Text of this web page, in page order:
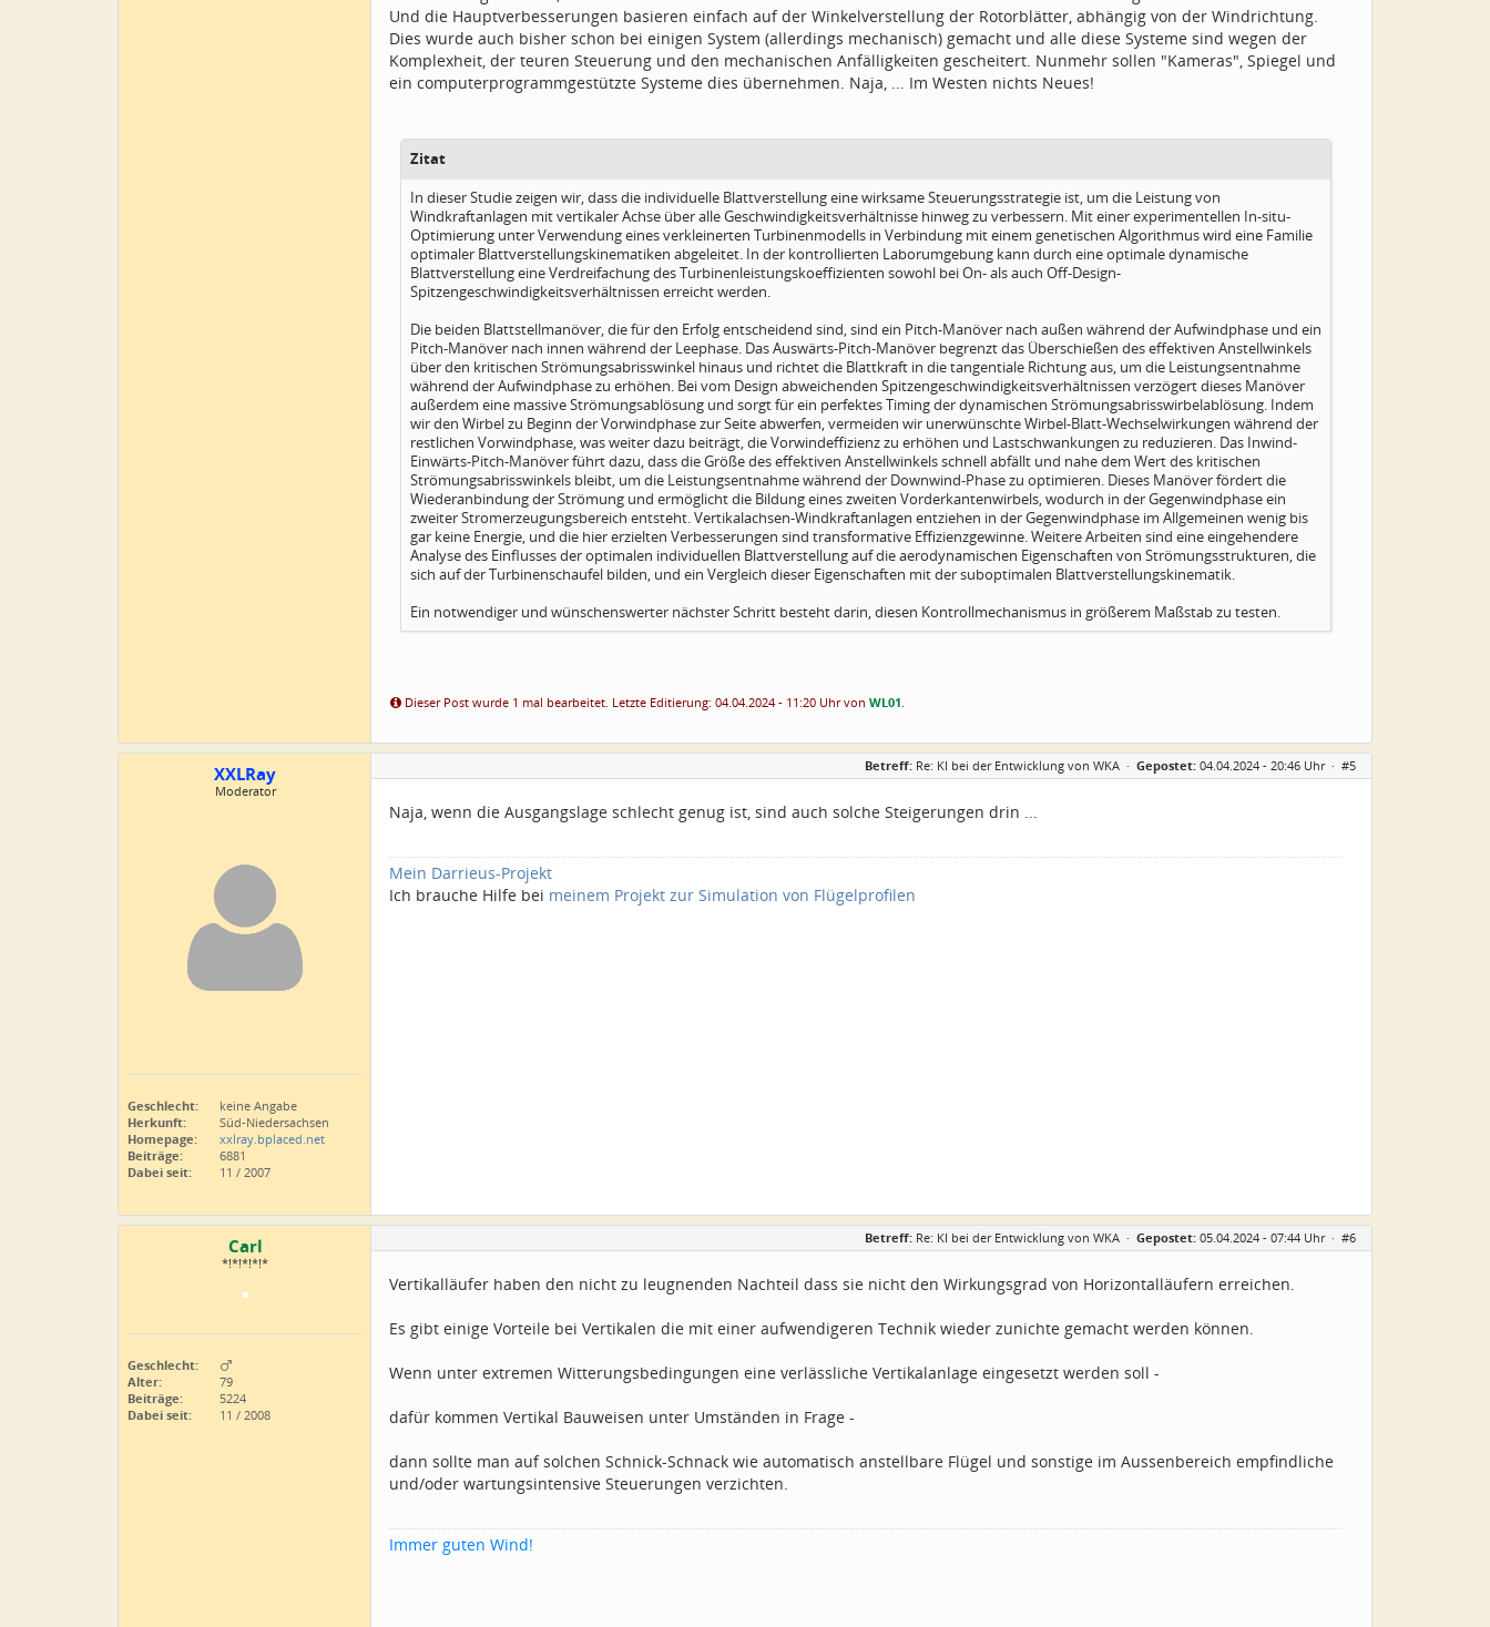
Und die Hauptverbesserungen basieren einfach auf der Winkelverstellung der Rotorblätter, abhängig von der Windrichtung.
Dies wurde auch bisher schon bei einigen System (allerdings mechanisch) gemacht und alle diese Systeme sind wegen der
Komplexheit, der teuren Steuerung und den mechanischen Anfälligkeiten gescheitert. Nunmehr sollen "Kameras", Spiegel und
ein computerprogrammgestützte Systeme dies übernehmen. Naja, ... Im Westen nichts Neues!
Zitat
In dieser Studie zeigen wir, dass die individuelle Blattverstellung eine wirksame Steuerungsstrategie ist, um die Leistung von
Windkraftanlagen mit vertikaler Achse über alle Geschwindigkeitsverhältnisse hinweg zu verbessern. Mit einer experimentellen In-situ-
Optimierung unter Verwendung eines verkleinerten Turbinenmodells in Verbindung mit einem genetischen Algorithmus wird eine Familie
optimaler Blattverstellungskinematiken abgeleitet. In der kontrollierten Laborumgebung kann durch eine optimale dynamische
Blattverstellung eine Verdreifachung des Turbinenleistungskoeffizienten sowohl bei On- als auch Off-Design-
Spitzengeschwindigkeitsverhältnissen erreicht werden.
Die beiden Blattstellmanöver, die für den Erfolg entscheidend sind, sind ein Pitch-Manöver nach außen während der Aufwindphase und ein
Pitch-Manöver nach innen während der Leephase. Das Auswärts-Pitch-Manöver begrenzt das Überschießen des effektiven Anstellwinkels
über den kritischen Strömungsabrisswinkel hinaus und richtet die Blattkraft in die tangentiale Richtung aus, um die Leistungsentnahme
während der Aufwindphase zu erhöhen. Bei vom Design abweichenden Spitzengeschwindigkeitsverhältnissen verzögert dieses Manöver
außerdem eine massive Strömungsablösung und sorgt für ein perfektes Timing der dynamischen Strömungsabrisswirbelablösung. Indem
wir den Wirbel zu Beginn der Vorwindphase zur Seite abwerfen, vermeiden wir unerwünschte Wirbel-Blatt-Wechselwirkungen während der
restlichen Vorwindphase, was weiter dazu beiträgt, die Vorwindeffizienz zu erhöhen und Lastschwankungen zu reduzieren. Das Inwind-
Einwärts-Pitch-Manöver führt dazu, dass die Größe des effektiven Anstellwinkels schnell abfällt und nahe dem Wert des kritischen
Strömungsabrisswinkels bleibt, um die Leistungsentnahme während der Downwind-Phase zu optimieren. Dieses Manöver fördert die
Wiederanbindung der Strömung und ermöglicht die Bildung eines zweiten Vorderkantenwirbels, wodurch in der Gegenwindphase ein
zweiter Stromerzeugungsbereich entsteht. Vertikalachsen-Windkraftanlagen entziehen in der Gegenwindphase im Allgemeinen wenig bis
gar keine Energie, und die hier erzielten Verbesserungen sind transformative Effizienzgewinne. Weitere Arbeiten sind eine eingehendere
Analyse des Einflusses der optimalen individuellen Blattverstellung auf die aerodynamischen Eigenschaften von Strömungsstrukturen, die
sich auf der Turbinenschaufel bilden, und ein Vergleich dieser Eigenschaften mit der suboptimalen Blattverstellungskinematik.
Ein notwendiger und wünschenswerter nächster Schritt besteht darin, diesen Kontrollmechanismus in größerem Maßstab zu testen.
Dieser Post wurde 1 mal bearbeitet. Letzte Editierung: 04.04.2024 - 11:20 Uhr vonWL01
XXLRay
Moderator
Geschlecht:
keine Angabe
Herkunft:
Süd-Niedersachsen
Homepage:
xxlray.bplaced.net
Beiträge:
6881
Dabei seit:
11 / 2007
Betreff: Re: KI bei der Entwicklung von WKA · Gepostet: 04.04.2024 - 20:46 Uhr · #5
Naja, wenn die Ausgangslage schlecht genug ist, sind auch solche Steigerungen drin ...
Mein Darrieus-Projekt
Ich brauche Hilfe bei meinem Projekt zur Simulation von Flügelprofilen
Carl
*!*!*!*!*
Geschlecht:
Alter:
79
Beiträge:
5224
Dabei seit:
11 / 2008
Betreff: Re: KI bei der Entwicklung von WKA · Gepostet: 05.04.2024 - 07:44 Uhr · #6
Vertikalläufer haben den nicht zu leugnenden Nachteil dass sie nicht den Wirkungsgrad von Horizontalläufern erreichen.
Es gibt einige Vorteile bei Vertikalen die mit einer aufwendigeren Technik wieder zunichte gemacht werden können.
Wenn unter extremen Witterungsbedingungen eine verlässliche Vertikalanlage eingesetzt werden soll -
dafür kommen Vertikal Bauweisen unter Umständen in Frage -
dann sollte man auf solchen Schnick-Schnack wie automatisch anstellbare Flügel und sonstige im Aussenbereich empfindliche
und/oder wartungsintensive Steuerungen verzichten.
Immer guten Wind!